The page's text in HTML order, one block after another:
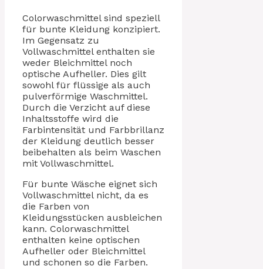
Colorwaschmittel sind speziell
für bunte Kleidung konzipiert.
Im Gegensatz zu
Vollwaschmittel enthalten sie
weder Bleichmittel noch
optische Aufheller. Dies gilt
sowohl für flüssige als auch
pulverförmige Waschmittel.
Durch die Verzicht auf diese
Inhaltsstoffe wird die
Farbintensität und Farbbrillanz
der Kleidung deutlich besser
beibehalten als beim Waschen
mit Vollwaschmittel.
Für bunte Wäsche eignet sich
Vollwaschmittel nicht, da es
die Farben von
Kleidungsstücken ausbleichen
kann. Colorwaschmittel
enthalten keine optischen
Aufheller oder Bleichmittel
und schonen so die Farben.